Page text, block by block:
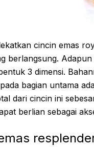
cincin emas
berlangsung.
3 dimensi.
bagian untama
dari cincin ini
berlian sebagai